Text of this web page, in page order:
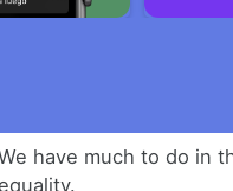
have much to do in
equality.